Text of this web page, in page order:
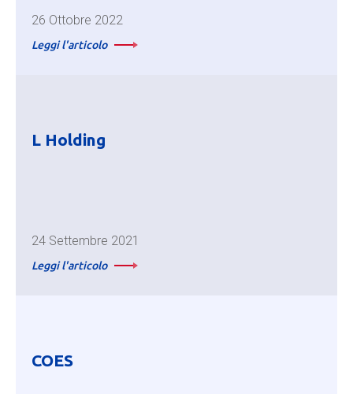
26 Ottobre 2022
Leggi l'articolo
L Holding
24 Settembre 2021
Leggi l'articolo
COES